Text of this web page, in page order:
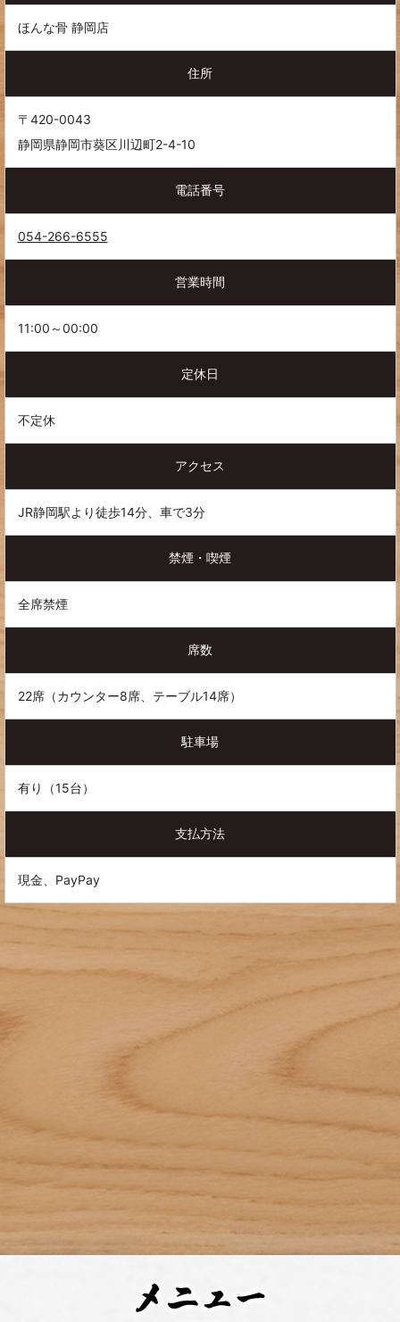
ほんな骨 静岡店
住所
〒420-0043
静岡県静岡市葵区川辺町2-4-10
電話番号
054-266-6555
営業時間
11:00～00:00
定休日
不定休
アクセス
JR静岡駅より徒歩14分、車で3分
禁煙・喫煙
全席禁煙
席数
22席（カウンター8席、テーブル14席）
駐車場
有り（15台）
支払方法
現金、PayPay